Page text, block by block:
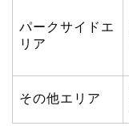
パークサイドエ
リア
その他エリア